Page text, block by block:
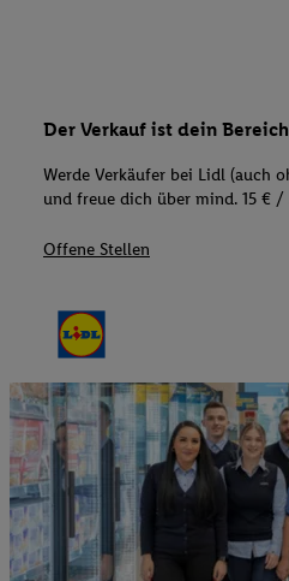
Der Verkauf ist dein
Werde Verkäufer bei Lidl (auch
und freue dich über mind. 15 € /
Offene Stellen